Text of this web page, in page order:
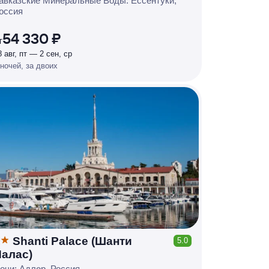
Р
У
Б
Л
Я
М
И
Д
О 7
%
54 330 ₽
авг, пт — 2 сен, ср
за двоих
Р
У
Б
Л
Я
М
И
Д
О 7
Shanti Palace (Шанти
5.0